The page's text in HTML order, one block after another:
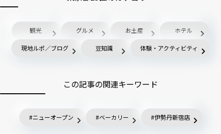
観光 グルメ お土産 ホテル
現地ルポ／ブログ 豆知識 体験・アクティビティ
この記事の関連キーワード
ニューオープン ベーカリー 伊勢丹新宿店